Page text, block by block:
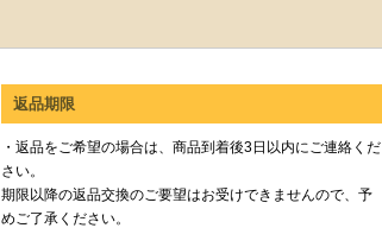
返品期限
・返品をご希望の場合は、商品到着後3日以内にご連絡くだ
さい。
期限以降の返品交換のご要望はお受けできませんので、予
めご了承ください。